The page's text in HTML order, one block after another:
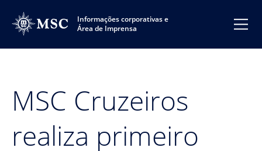
Informações corporativas e
Área de Imprensa
MSC Cruzeiros
realiza primeiro